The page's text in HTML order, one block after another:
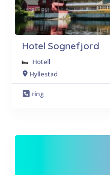
Hotel Sognefjord
Hotell
Hyllestad
ring